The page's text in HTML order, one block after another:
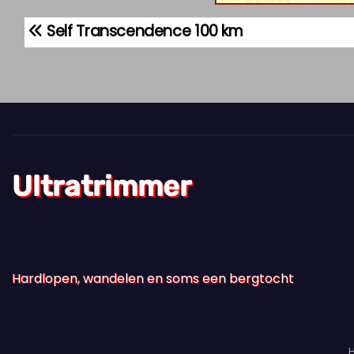
B
r
c
h
n
Self Transcendence 100 km
Ultratrimmer
Hardlopen, wandelen en soms een bergtocht